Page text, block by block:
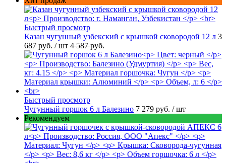
Быстрый просмотр
Казан чугунный узбекский с крышкой сковородой 12 л 3
687 руб. / шт 4 587 руб.
Быстрый просмотр
Чугунный горшок 6 л Балезино 7 279 руб. / шт
Рекомендуем